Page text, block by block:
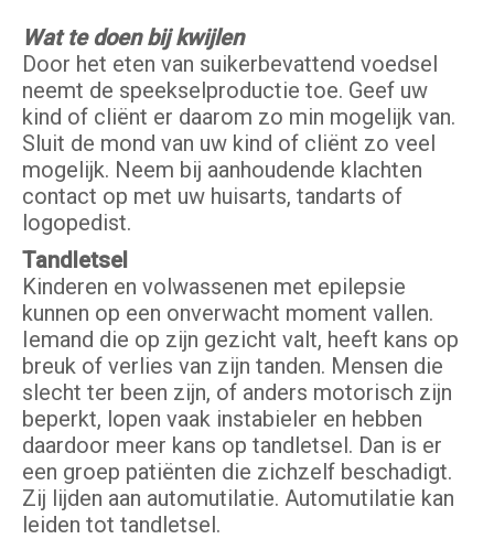
Wat te doen bij kwijlen
Door het eten van suikerbevattend voedsel
neemt de speekselproductie toe. Geef uw
kind of cliënt er daarom zo min mogelijk van.
Sluit de mond van uw kind of cliënt zo veel
mogelijk. Neem bij aanhoudende klachten
contact op met uw huisarts, tandarts of
logopedist.
Tandletsel
Kinderen en volwassenen met epilepsie
kunnen op een onverwacht moment vallen.
Iemand die op zijn gezicht valt, heeft kans op
breuk of verlies van zijn tanden. Mensen die
slecht ter been zijn, of anders motorisch zijn
beperkt, lopen vaak instabieler en hebben
daardoor meer kans op tandletsel. Dan is er
een groep patiënten die zichzelf beschadigt.
Zij lijden aan automutilatie. Automutilatie kan
leiden tot tandletsel.